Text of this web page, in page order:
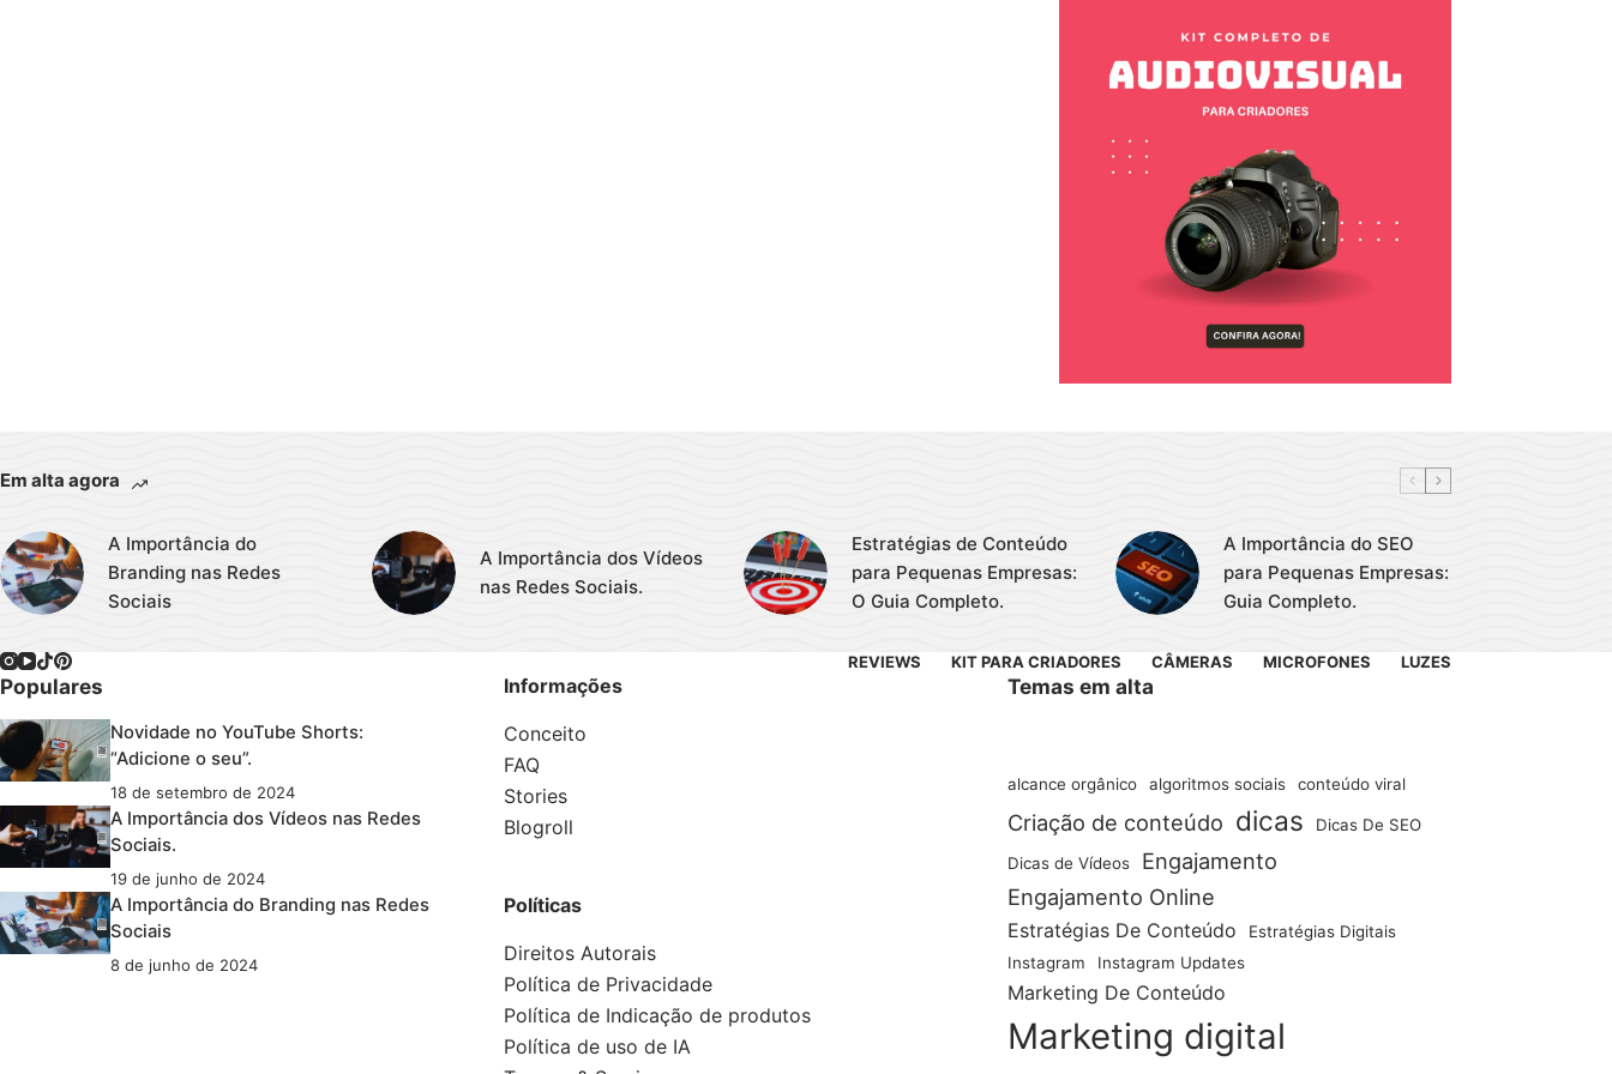
Em alta agora
A Importância do
Branding nas Redes
Sociais
A Importância dos Vídeos
nas Redes Sociais.
Estratégias de Conteúdo
para Pequenas Empresas:
O Guia Completo.
A Importância do SEO
para Pequenas Empresas:
Guia Completo.
REVIEWS KIT PARA CRIADORES CÂMERAS MICROFONES LUZES
Populares
Novidade no YouTube Shorts:
“Adicione o seu”.
18 de setembro de 2024
A Importância dos Vídeos nas Redes
Sociais.
19 de junho de 2024
A Importância do Branding nas Redes
Sociais
8 de junho de 2024
Informações
Conceito
FAQ
Stories
Blogroll
Políticas
Direitos Autorais
Política de Privacidade
Política de Indicação de produtos
Política de uso de IA
Temas em alta
alcance orgânico algoritmos sociais conteúdo viral
Criação de conteúdo dicas
Dicas De SEO
Dicas de Vídeos
Engajamento
Engajamento Online
Estratégias De Conteúdo
Estratégias Digitais
Instagram
Instagram Updates
Marketing De Conteúdo
Marketing digital